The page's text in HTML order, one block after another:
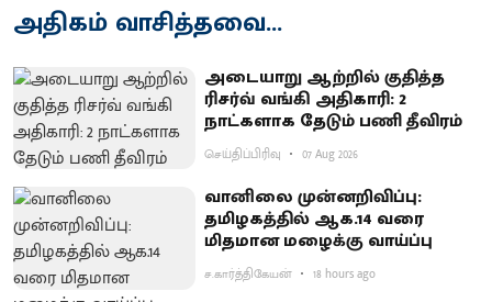
அதிகம் வாசித்தவை...
அடையாறு ஆற்றில் குதித்த
ரிசர்வ் வங்கி அதிகாரி: 2
நாட்களாக தேடும் பணி தீவிரம்
செய்திப்பிரிவு 07 Aug 2026
வானிலை முன்னறிவிப்பு:
தமிழகத்தில் ஆக.14 வரை
மிதமான மழைக்கு வாய்ப்பு
ச.கார்த்திகேயன் 18 hours ago